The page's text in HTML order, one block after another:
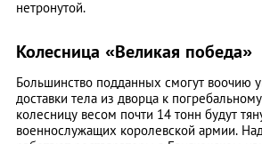
нетронутой.
Колесница «Великая победа»
Большинство подданных смогут воочию
доставки тела из дворца к
колесницу весом почти 14 тонн будут
военнослужащих королевской армии.